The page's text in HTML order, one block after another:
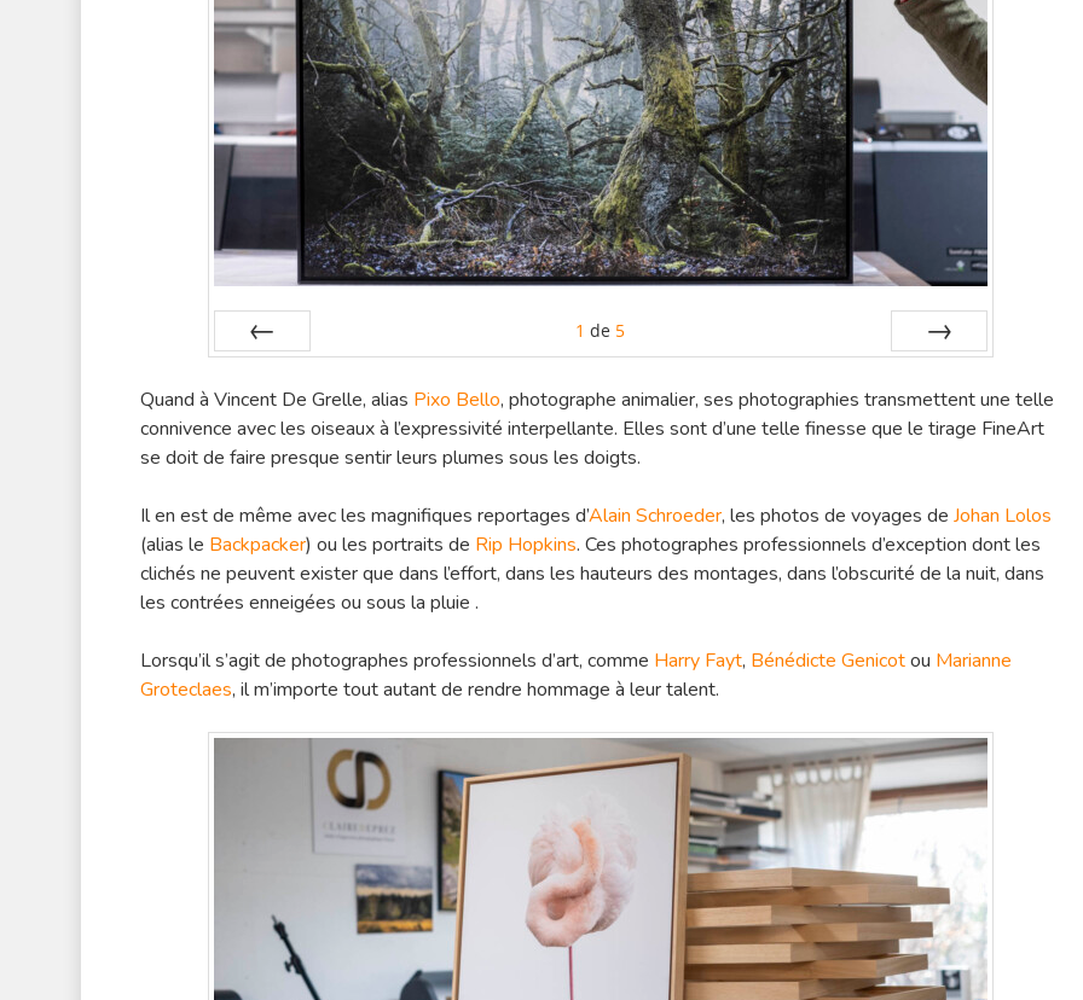
1 de 5
Quand à Vincent De Grelle, alias Pixo Bello, photographe animalier, ses photographies transmettent une telle
connivence avec les oiseaux à l’expressivité interpellante. Elles sont d’une telle finesse que le tirage FineArt
se doit de faire presque sentir leurs plumes sous les doigts.
Il en est de même avec les magnifiques reportages d’Alain Schroeder, les photos de voyages de Johan Lolos
(alias le Backpacker) ou les portraits de Rip Hopkins. Ces photographes professionnels d’exception dont les
clichés ne peuvent exister que dans l’effort, dans les hauteurs des montages, dans l’obscurité de la nuit, dans
les contrées enneigées ou sous la pluie .
Lorsqu’il s’agit de photographes professionnels d’art, comme Harry Fayt, Bénédicte Genicotou Marianne
Groteclaes, il m’importe tout autant de rendre hommage à leur talent.